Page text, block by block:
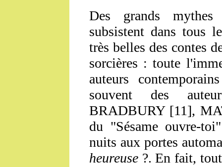
Des grands
subsistent dans tous
très belles des contes
sorcières : toute
auteurs
souvent des
BRADBURY [11],
du "Sésame ouvre-
nuits aux portes
heureuse ?. En fait,